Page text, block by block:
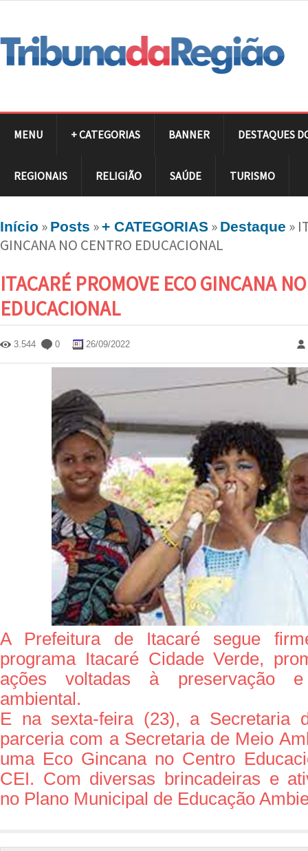
MENU + CATEGORIAS BANNER DESTAQUES
REGIONAIS RELIGIÃO SAÚDE TURISMO
Início » Posts »+ CATEGORIAS » Destaque »
GINCANA NO CENTRO EDUCACIONAL
ITACARÉ PROMOVE ECO GINCANA
EDUCACIONAL
3.544 0 26/09/2022
A Prefeitura de Itacaré segue
programa Itacaré Cidade Verde,
ações voltadas à preservação e
ambiental.
E na sexta-feira (23), a Secretaria
parceria com a Secretaria de Meio
uma Eco Gincana no Centro
CEI. Com diversas brincadeiras e
no Plano Municipal de Educação